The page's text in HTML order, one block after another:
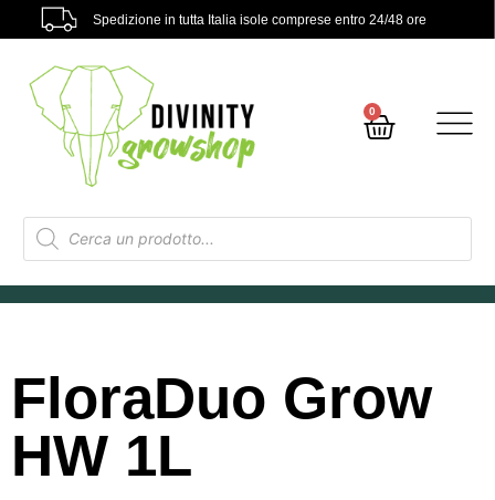
Spedizione in tutta Italia isole comprese entro 24/48 ore
0
FloraDuo Grow
HW 1L